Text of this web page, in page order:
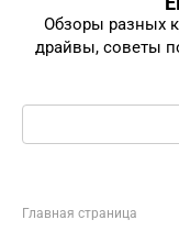
Обзоры разных
драйвы, советы
Поиск:
Главная страница